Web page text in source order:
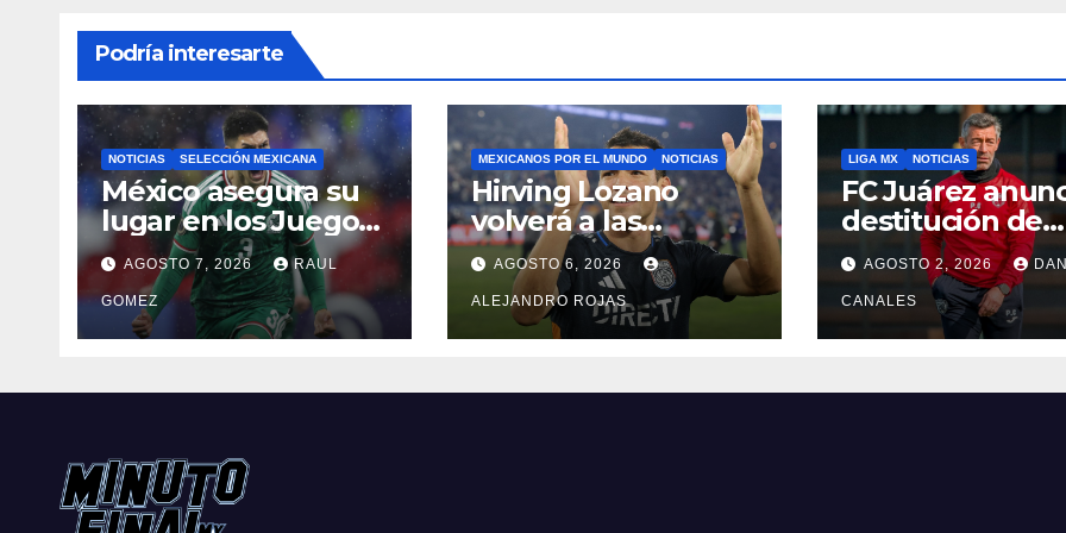
Podría interesarte
NOTICIAS SELECCIÓN MEXICANA
México asegura su
lugar en los Juegos
Olímpicos de Los
Ángeles 2028
AGOSTO 7, 2026 RAUL
GOMEZ
MEXICANOS POR EL MUNDO NOTICIAS
Hirving Lozano
volverá a las
canchas con LA
Galaxy
AGOSTO 6, 2026
ALEJANDRO ROJAS
LIGA MX NOTICIAS
FC Juárez
destitución de
Pedro Caixinha
AGOSTO 2, 2026
CANALES